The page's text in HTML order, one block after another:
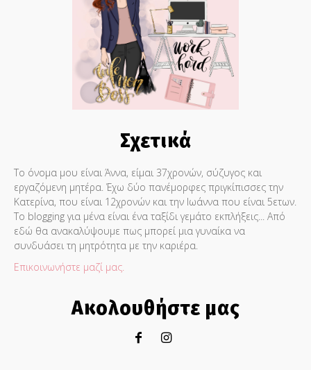
Σχετικά
Το όνομα μου είναι Άννα, είμαι 37χρονών, σύζυγος και
εργαζόμενη μητέρα. Έχω δύο πανέμορφες πριγκίπισσες την
Κατερίνα, που είναι 12χρονών και την Ιωάννα που είναι 5ετων.
Το blogging για μένα είναι ένα ταξίδι γεμάτο εκπλήξεις... Από
εδώ θα ανακαλύψουμε πως μπορεί μια γυναίκα να
συνδυάσει τη μητρότητα με την καριέρα.
Επικοινωνήστε μαζί μας.
Ακολουθήστε μας